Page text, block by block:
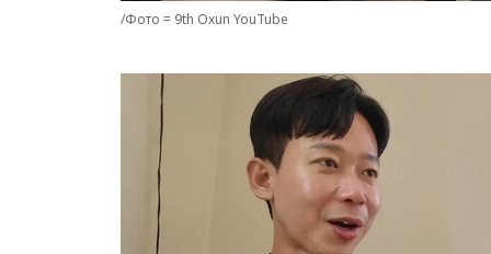
/Фото = 9th Oxun YouTube